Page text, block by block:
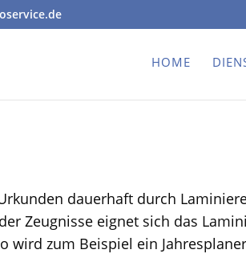
HOME
dauerhaft durch
Zeugnisse eignet sich das
wird zum Beispiel ein